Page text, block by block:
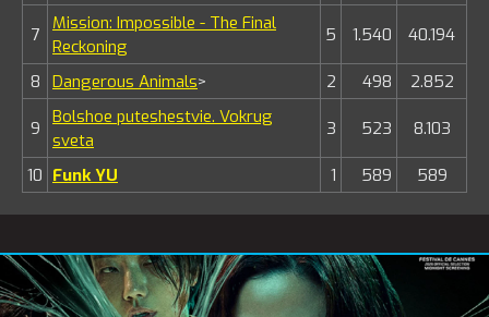
7
Mission: Impossible - The Final
Reckoning
5 1.540 40.194
8 Dangerous Animals> 2 498 2.852
9
Bolshoe puteshestvie. Vokrug
sveta
3 523 8.103
10 Funk YU 1 589 589